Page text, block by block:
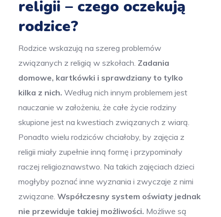
religii – czego oczekują
rodzice?
Rodzice wskazują na szereg problemów
związanych z religią w szkołach. Zadania
domowe, kartkówki i sprawdziany to tylko
kilka z nich. Według nich innym problemem jest
nauczanie w założeniu, że całe życie rodziny
skupione jest na kwestiach związanych z wiarą.
Ponadto wielu rodziców chciałoby, by zajęcia z
religii miały zupełnie inną formę i przypominały
raczej religioznawstwo. Na takich zajęciach dzieci
mogłyby poznać inne wyznania i zwyczaje z nimi
związane.Współczesny system oświaty jednak
nie przewiduje takiej możliwości. Możliwe są